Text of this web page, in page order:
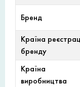
Бренд
Країна
бренду
Країна
виробництва